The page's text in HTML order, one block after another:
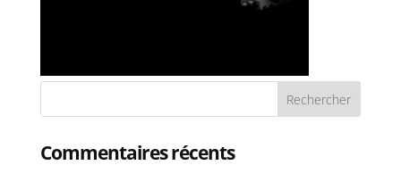
Commentaires récents